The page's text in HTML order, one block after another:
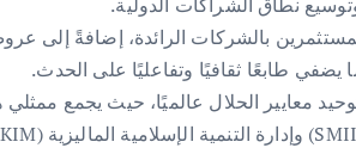
بالشركات الرائدة، إضافةً إلى
طابعًا ثقافيًا وتفاعليًا على الحدث.
معايير الحلال عالميًا، حيث يجمع ممثلي